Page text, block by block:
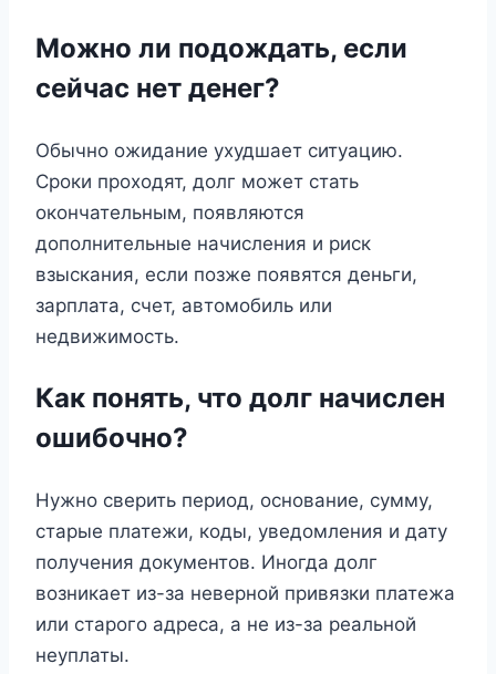
Можно ли подождать, если
сейчас нет денег?
Обычно ожидание ухудшает ситуацию.
Сроки проходят, долг может стать
окончательным, появляются
дополнительные начисления и риск
взыскания, если позже появятся деньги,
зарплата, счет, автомобиль или
недвижимость.
Как понять, что долг начислен
ошибочно?
Нужно сверить период, основание, сумму,
старые платежи, коды, уведомления и дату
получения документов. Иногда долг
возникает из-за неверной привязки платежа
или старого адреса, а не из-за реальной
неуплаты.